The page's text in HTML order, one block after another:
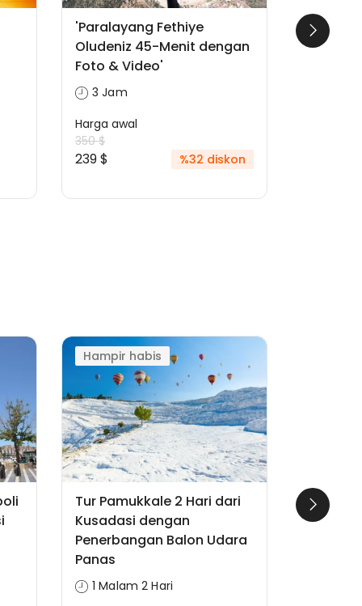
'Paralayang Fethiye
Oludeniz 45-Menit dengan
Foto & Video'
3 Jam
Harga awal
350 $
239 $ %32 diskon
Hampir habis
Tur Pamukkale 2 Hari dari
Kusadasi dengan
Penerbangan Balon Udara
Panas
1 Malam 2 Hari
Tur
Malam